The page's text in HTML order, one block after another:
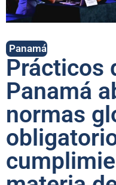
PanamáNoticias
Prácticos
Panamá
normas